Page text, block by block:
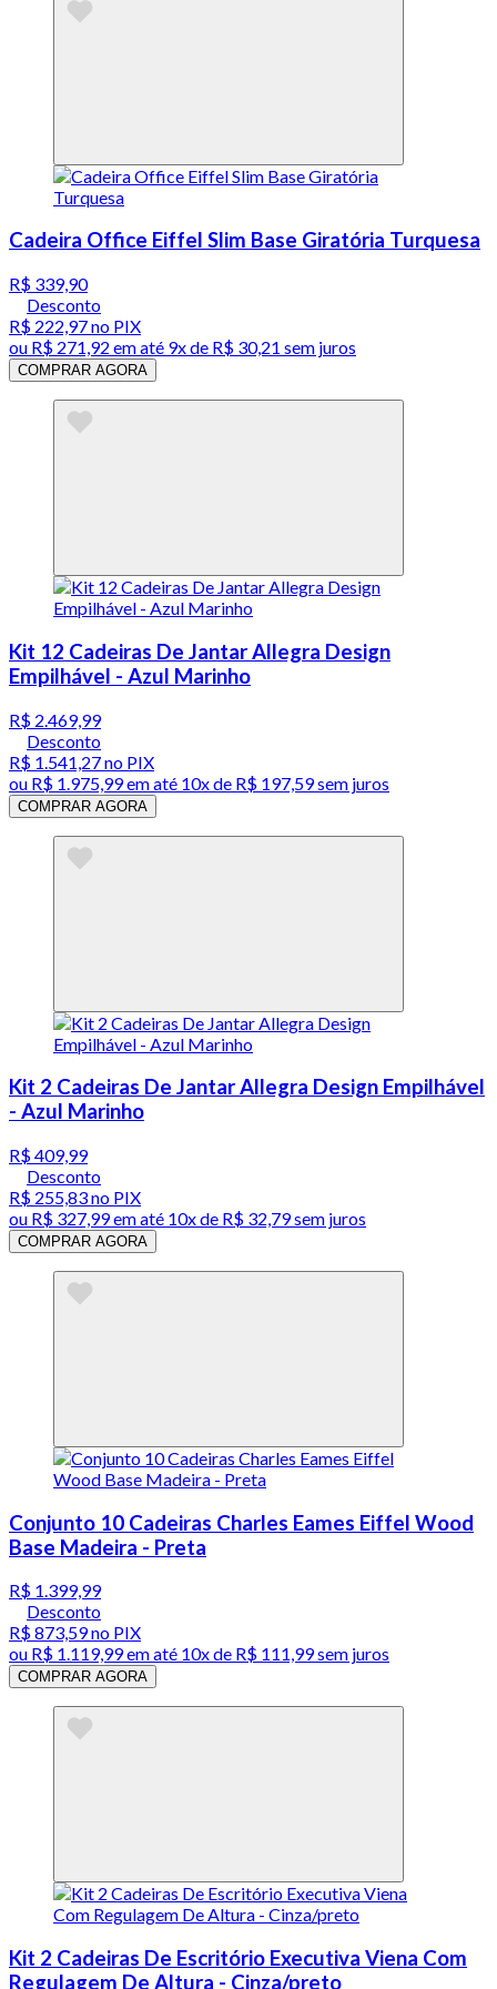
Cadeira Office Eiffel Slim Base Giratória Turquesa
R$ 339,90
Desconto
R$ 222,97no PIX
ou R$ 271,92 em até 9x de R$ 30,21 sem juros
COMPRAR AGORA
Kit 12 Cadeiras De Jantar Allegra Design
Empilhável - Azul Marinho
R$ 2.469,99
Desconto
R$ 1.541,27no PIX
ou R$ 1.975,99em até 10x de R$ 197,59 sem juros
COMPRAR AGORA
Kit 2 Cadeiras De Jantar Allegra Design Empilhável
- Azul Marinho
R$ 409,99
Desconto
R$ 255,83no PIX
ou R$ 327,99em até 10x de R$ 32,79 sem juros
COMPRAR AGORA
Conjunto 10 Cadeiras Charles Eames Eiffel Wood
Base Madeira - Preta
R$ 1.399,99
Desconto
R$ 873,59no PIX
ou R$ 1.119,99em até 10x de R$ 111,99 sem juros
COMPRAR AGORA
Kit 2 Cadeiras De Escritório Executiva Viena Com
Regulagem De Altura - Cinza/preto